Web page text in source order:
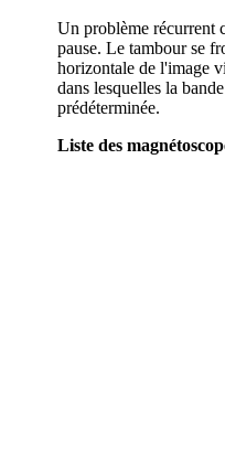
Un problème récurrent
pause. Le tambour se
horizontale de l'image
dans lesquelles la
prédéterminée.
Liste des